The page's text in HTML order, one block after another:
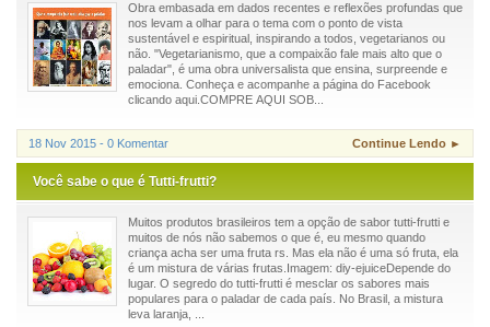
Obra embasada em dados recentes e reflexões profundas que
nos levam a olhar para o tema com o ponto de vista
sustentável e espiritual, inspirando a todos, vegetarianos ou
não. "Vegetarianismo, que a compaixão fale mais alto que o
paladar", é uma obra universalista que ensina, surpreende e
emociona. Conheça e acompanhe a página do Facebook
clicando aqui.COMPRE AQUI SOB...
18 Nov 2015 - 0 Komentar Continue Lendo ►
Você sabe o que é Tutti-frutti?
Muitos produtos brasileiros tem a opção de sabor tutti-frutti e
muitos de nós não sabemos o que é, eu mesmo quando
criança acha ser uma fruta rs. Mas ela não é uma só fruta, ela
é um mistura de várias frutas.Imagem: diy-ejuiceDepende do
lugar. O segredo do tutti-frutti é mesclar os sabores mais
populares para o paladar de cada país. No Brasil, a mistura
leva laranja, ...